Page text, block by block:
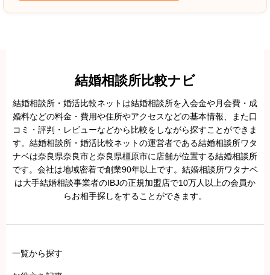
当サイトの口コミ投稿は、実際にサービスをご利用いただいた方の体
虚偽の投稿、関係者による自作自演、評価を誘導する行為などは、景
品表示法やステマ規制の対象となり、法的リスクを伴う場合がありま
す。
不正が疑われる場合は投稿を削除し、必要に応じて情報開示請求など
法令に基づいた対応を行うことがあります。
結婚相談所比較ナビ
結婚相談所・婚活比較ネットは結婚相談所を入会金や月会費・成
婚料などの料金・費用や住所やアクセスなどの基本情報、また口
コミ・評判・レビューなどから比較をしながら探すことができま
す。結婚相談所・婚活比較ネットの運営者である結婚相談所ワタ
ナベは奈良県奈良市と奈良県橿原市に店舗が位置する結婚相談所
です。会社は地域密着で創業90年以上です。結婚相談所ワタナベ
は大手結婚相談事業者のIBJの正規加盟店で10万人以上の会員か
らお相手探しをすることができます。
一覧から探す